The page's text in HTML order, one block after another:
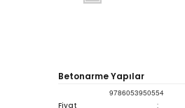
Betonarme Yapılar
9786053950554
Fiyat :